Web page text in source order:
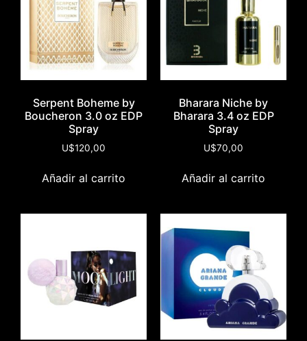
Serpent Boheme by
Boucheron 3.0 oz EDP
Spray
U$120,00
Añadir al carrito
Bharara Niche by
Bharara 3.4 oz EDP
Spray
U$70,00
Añadir al carrito